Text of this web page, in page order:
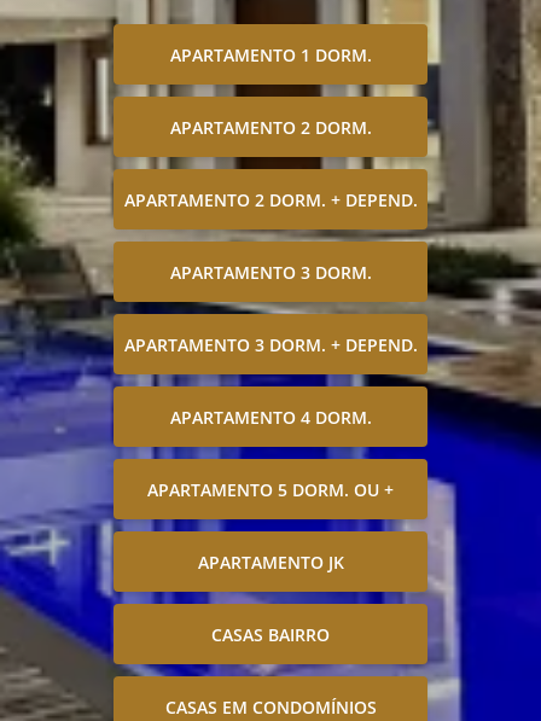
APARTAMENTO 1 DORM.
APARTAMENTO 2 DORM.
APARTAMENTO 2 DORM. + DEPEND.
APARTAMENTO 3 DORM.
APARTAMENTO 3 DORM. + DEPEND.
APARTAMENTO 4 DORM.
APARTAMENTO 5 DORM. OU +
APARTAMENTO JK
CASAS BAIRRO
CASAS EM CONDOMÍNIOS